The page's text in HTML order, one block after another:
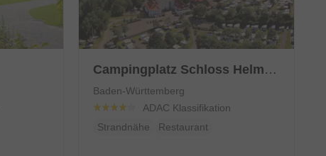
Campingplatz Schloss Helmsdorf
Baden-Württemberg
ADAC Klassifikation
Strandnähe
Restaurant